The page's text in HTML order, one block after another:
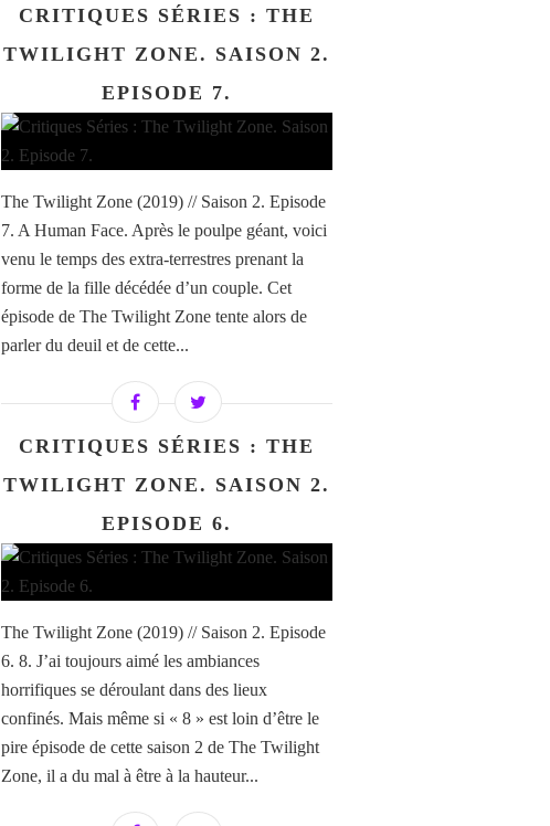
CRITIQUES SÉRIES : THE
TWILIGHT ZONE. SAISON 2.
EPISODE 7.
The Twilight Zone (2019) // Saison 2. Episode
7. A Human Face. Après le poulpe géant, voici
venu le temps des extra-terrestres prenant la
forme de la fille décédée d’un couple. Cet
épisode de The Twilight Zone tente alors de
parler du deuil et de cette...
CRITIQUES SÉRIES : THE
TWILIGHT ZONE. SAISON 2.
EPISODE 6.
The Twilight Zone (2019) // Saison 2. Episode
6. 8. J’ai toujours aimé les ambiances
horrifiques se déroulant dans des lieux
confinés. Mais même si « 8 » est loin d’être le
pire épisode de cette saison 2 de The Twilight
Zone, il a du mal à être à la hauteur...